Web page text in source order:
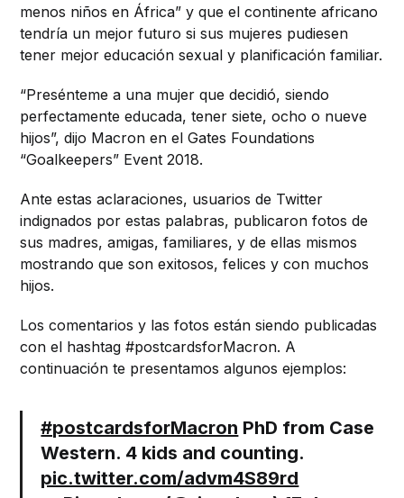
menos niños en África” y que el continente africano
tendría un mejor futuro si sus mujeres pudiesen
tener mejor educación sexual y planificación familiar.
“Presénteme a una mujer que decidió, siendo
perfectamente educada, tener siete, ocho o nueve
hijos”, dijo Macron en el Gates Foundations
“Goalkeepers” Event 2018.
Ante estas aclaraciones, usuarios de Twitter
indignados por estas palabras, publicaron fotos de
sus madres, amigas, familiares, y de ellas mismos
mostrando que son exitosos, felices y con muchos
hijos.
Los comentarios y las fotos están siendo publicadas
con el hashtag #postcardsforMacron. A
continuación te presentamos algunos ejemplos:
#postcardsforMacron PhD from Case
Western. 4 kids and counting.
pic.twitter.com/advm4S89rd